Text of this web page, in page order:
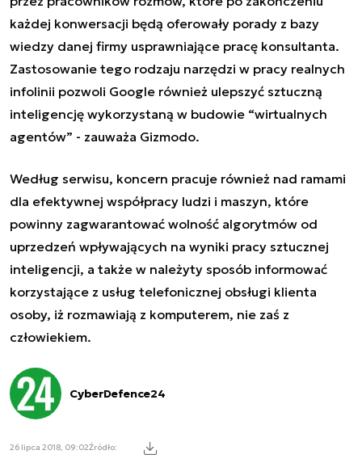
każdej konwersacji będą oferowały porady z bazy
wiedzy danej firmy usprawniające pracę konsultanta.
Zastosowanie tego rodzaju narzędzi w pracy realnych
infolinii pozwoli Google również ulepszyć sztuczną
inteligencję wykorzystaną w budowie “wirtualnych
agentów” - zauważa Gizmodo.
Według serwisu, koncern pracuje również nad ramami
dla efektywnej współpracy ludzi i maszyn, które
powinny zagwarantować wolność algorytmów od
uprzedzeń wpływających na wyniki pracy sztucznej
inteligencji, a także w należyty sposób informować
korzystające z usług telefonicznej obsługi klienta
osoby, iż rozmawiają z komputerem, nie zaś z
człowiekiem.
CyberDefence24
26 lipca 2018, 09:02Źródło: